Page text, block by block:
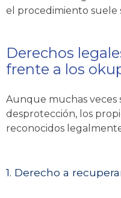
el procedimiento suele
Derechos
frente a los
Aunque muchas veces
desprotección, los
reconocidos
1. Derecho a